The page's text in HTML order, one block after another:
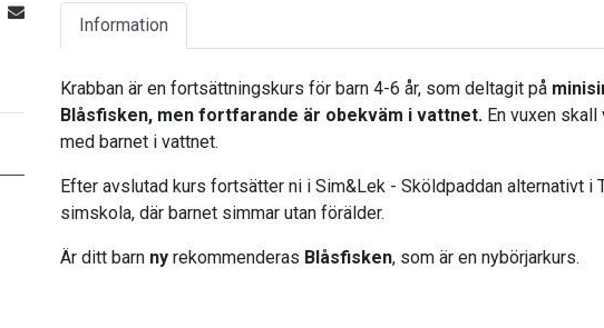
Information
Krabban är en fortsättningskurs för barn 4-6 år, som deltagit på
Blåsfisken, men fortfarande är obekväm i vattnet. En vuxen skall
med barnet i vattnet.
Efter avslutad kurs fortsätter ni i Sim&Lek - Sköldpaddan alternativt i
simskola, där barnet simmar utan förälder.
Är ditt barn nyrekommenderas Blåsfisken, som är en nybörjarkurs.